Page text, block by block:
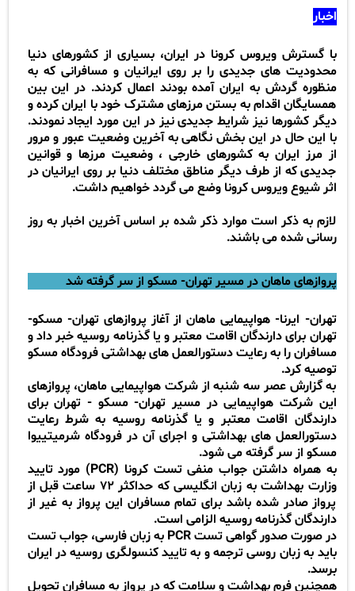
اخبار
با گسترش ویروس کرونا در ایران، بسیاری از کشورهای دنیا
محدودیت های جدیدی را بر روی ایرانیان و مسافرانی که به
منظوره گردش به ایران آمده بودند اعمال کردند. در این بین
همسایگان اقدام به بستن مرزهای مشترک خود با ایران کرده و
دیگر کشورها نیز شرایط جدیدی نیز در این مورد ایجاد نمودند.
با این حال در این بخش نگاهی به آخرین وضعیت عبور و مرور
از مرز ایران به کشورهای خارجی ، وضعیت مرزها و قوانین
جدیدی که از طرف دیگر مناطق مختلف دنیا بر روی ایرانیان در
اثر شیوع ویروس کرونا وضع می گردد خواهیم داشت.
لازم به ذکر است موارد ذکر شده بر اساس آخرین اخبار به روز
رسانی شده می باشند.
پروازهای ماهان در مسیر تهران- مسکو از سر گرفته شد
تهران- ایرنا- هواپیمایی ماهان از آغاز پروازهای تهران- مسکو-
تهران برای دارندگان اقامت معتبر و یا گذرنامه روسیه خبر داد و
مسافران را به رعایت دستورالعمل های بهداشتی فرودگاه مسکو
توصیه کرد.
به گزارش عصر سه شنبه از شرکت هواپیمایی ماهان، پروازهای
این شرکت هواپیمایی در مسیر تهران- مسکو - تهران برای
دارندگان اقامت معتبر و یا گذرنامه روسیه به شرط رعایت
دستورالعمل های بهداشتی و اجرای آن در فرودگاه شرمیتییوا
مسکو از سر گرفته می شود.
به همراه داشتن جواب منفی تست کرونا (PCR)
مورد تایید
وزارت بهداشت به زبان انگلیسی که حداکثر۷۲ ساعت قبل از
پرواز صادر شده باشد برای تمام مسافران این پرواز به غیر از
دارندگان گذرنامه روسیه الزامی است.
در صورت صدور گواهی تستPCR
به زبان فارسی، جواب تست
باید به زبان روسی ترجمه و به تایید کنسولگری روسیه در ایران
برسد.
همچنین فرم بهداشت و سلامت که در پرواز به مسافران تحویل